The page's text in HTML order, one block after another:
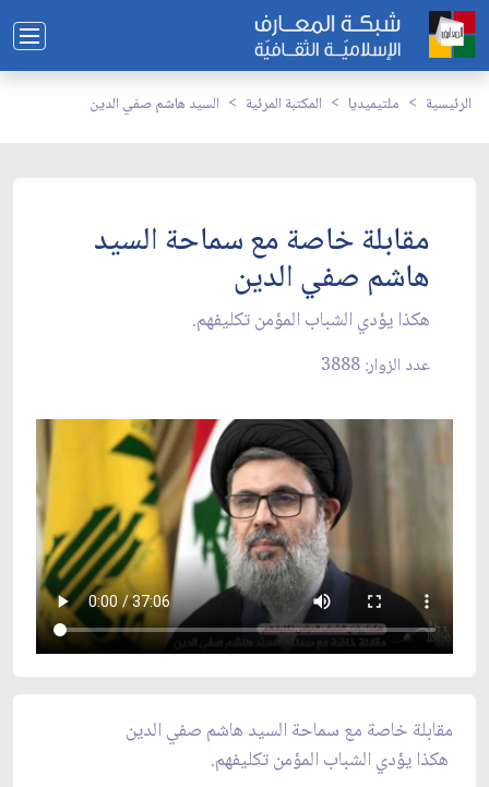
الرئيسية ملتيميديا المكتبة المرئية السيد هاشم صفي الدين
مقابلة خاصة مع سماحة السيد
هاشم صفي الدين
هكذا يؤدي الشباب المؤمن تكليفهم.
عدد الزوار: 3888
مقابلة خاصة مع سماحة السيد هاشم صفي الدين
هكذا يؤدي الشباب المؤمن تكليفهم.